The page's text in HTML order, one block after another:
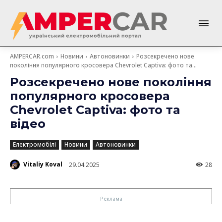
AMPERCAR.com Новини Автоновинки
Розсекречено нове
покоління популярного кросовера Chevrolet Captiva: фото та...
Розсекречено нове покоління
популярного кросовера
Chevrolet Captiva: фото та
відео
Електромобілі Новини Автоновинки
Vitaliy Koval 29.04.2025 28